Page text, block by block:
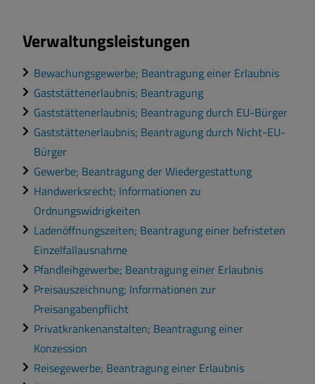
Verwaltungsleistungen
Bewachungsgewerbe; Beantragung einer Erlaubnis
Gaststättenerlaubnis; Beantragung
Gaststättenerlaubnis; Beantragung durch EU-Bürger
Gaststättenerlaubnis; Beantragung durch Nicht-EU-
Bürger
Gewerbe; Beantragung der Wiedergestattung
Handwerksrecht; Informationen zu
Ordnungswidrigkeiten
Ladenöffnungszeiten; Beantragung einer befristeten
Einzelfallausnahme
Pfandleihgewerbe; Beantragung einer Erlaubnis
Preisauszeichnung; Informationen zur
Preisangabenpflicht
Privatkrankenanstalten; Beantragung einer
Konzession
Reisegewerbe; Beantragung einer Erlaubnis